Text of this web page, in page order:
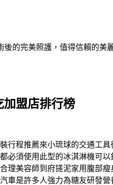
的完美照護，值得信賴的
加盟店排行榜
行程推薦來小琉球的交通工
都必須使用此型的冰淇淋機可
理美容師到府搓泥家用腹部瘦
車是許多人強力為糖友研發